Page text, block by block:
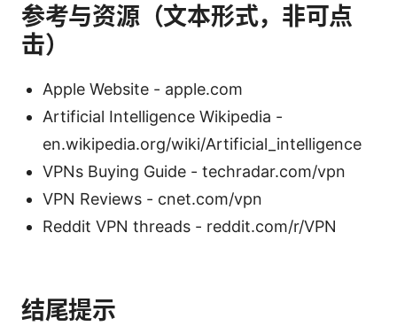
参考与资源（文本形式，非可点
击）
Apple Website - apple.com
Artificial Intelligence Wikipedia -
en.wikipedia.org/wiki/Artificial_intelligence
VPNs Buying Guide - techradar.com/vpn
VPN Reviews - cnet.com/vpn
Reddit VPN threads - reddit.com/r/VPN
结尾提示